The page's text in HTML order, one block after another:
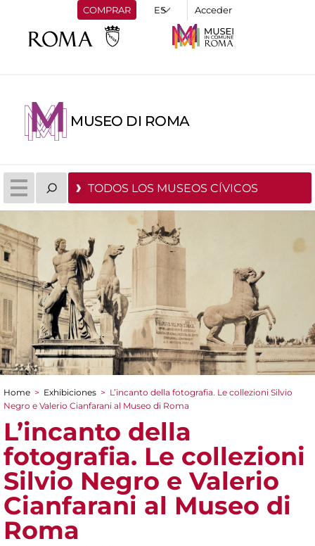
COMPRAR Acceder
MUSEO DI ROMA
TODOS LOS MUSEOS CÍVICOS
You are here
Home > Exhibiciones > L’incanto della fotografia. Le collezioni Silvio
Negro e Valerio Cianfarani al Museo di Roma
L’incanto della
fotografia. Le collezioni
Silvio Negro e Valerio
Cianfarani al Museo di
Roma